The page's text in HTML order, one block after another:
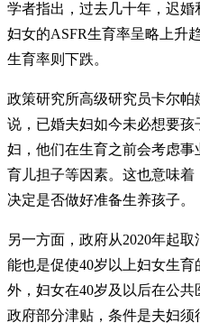
学者指出，过去几十年，迟
妇女的ASFR生育率呈略上升
生育率则下跌。
政策研究所高级研究员卡尔帕
说，已婚夫妇如今未必想要
妇，他们在生育之前会考虑
育儿担子等因素。这也意味
决定是否做好准备生养孩子。
另一方面，政府从2020年起
能也是促使40岁以上妇女生
外，妇女在40岁及以后在公
政府部分津贴，条件是夫妇